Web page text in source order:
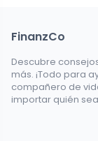
FinanzCo
Descubre
más. ¡Todo para
compañero de
importar quién